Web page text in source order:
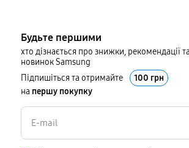
Будьте першими
хто дізнається про знижки, рекомендації
новинок Samsung
Підпишіться та отримайте
100 грн
на першу покупку